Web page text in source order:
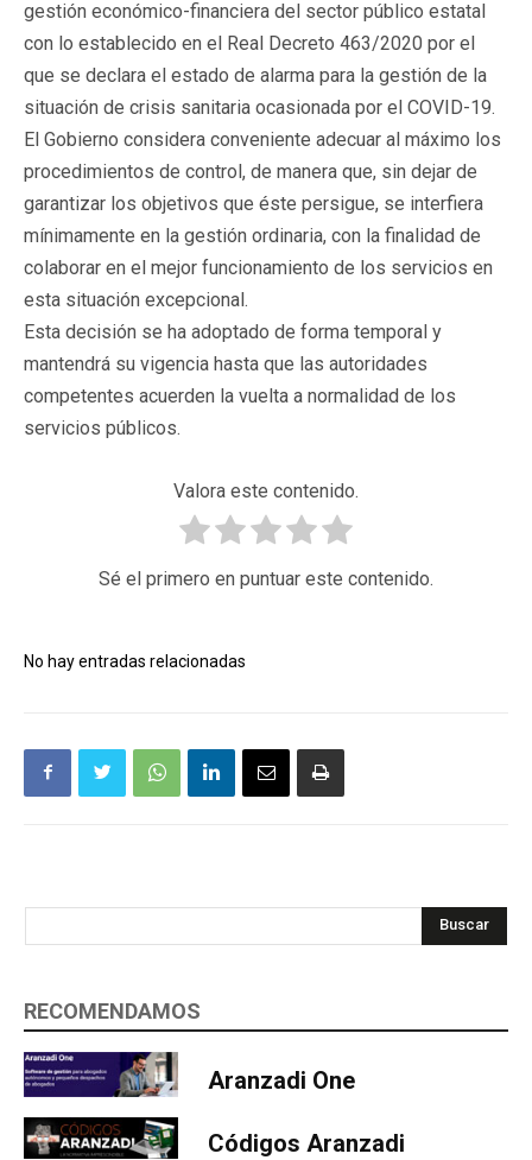
gestión económico-financiera del sector público estatal
con lo establecido en el Real Decreto 463/2020 por el
que se declara el estado de alarma para la gestión de la
situación de crisis sanitaria ocasionada por el COVID-19.
El Gobierno considera conveniente adecuar al máximo los
procedimientos de control, de manera que, sin dejar de
garantizar los objetivos que éste persigue, se interfiera
mínimamente en la gestión ordinaria, con la finalidad de
colaborar en el mejor funcionamiento de los servicios en
esta situación excepcional.
Esta decisión se ha adoptado de forma temporal y
mantendrá su vigencia hasta que las autoridades
competentes acuerden la vuelta a normalidad de los
servicios públicos.
Valora este contenido.
Sé el primero en puntuar este contenido.
No hay entradas relacionadas
Buscar
RECOMENDAMOS
Aranzadi One
Códigos Aranzadi